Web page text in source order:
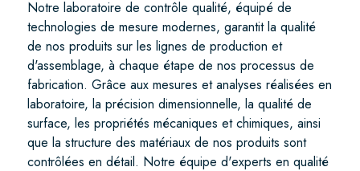
Notre laboratoire de contrôle qualité, équipé de
technologies de mesure modernes, garantit la qualité
de nos produits sur les lignes de production et
d'assemblage, à chaque étape de nos processus de
fabrication. Grâce aux mesures et analyses réalisées en
laboratoire, la précision dimensionnelle, la qualité de
surface, les propriétés mécaniques et chimiques, ainsi
que la structure des matériaux de nos produits sont
contrôlées en détail. Notre équipe d'experts en qualité